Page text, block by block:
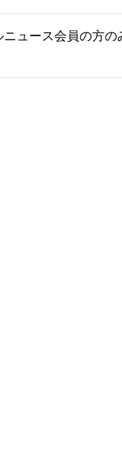
ュース会員の方の